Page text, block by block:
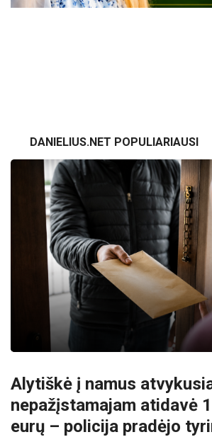
DANIELIUS.NET POPULIARIAUSI
Alytiškė į namus
nepažįstamajam atidavė
eurų – policija pradėjo